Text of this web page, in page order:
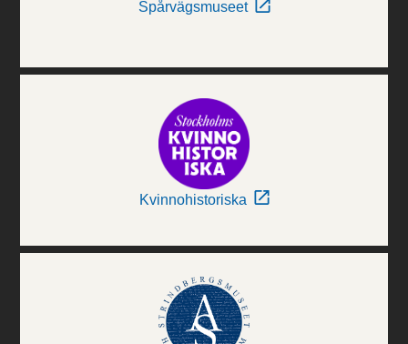
Spårvägsmuseet
Kvinnohistoriska